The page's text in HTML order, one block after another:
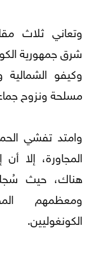
وتعاني ثلاث
شرق جمهورية
وكيفو الشمالية
مسلحة ونزوح
وامتد تفشي
المجاورة، إلا
ومعظمهم
الكونغوليين.